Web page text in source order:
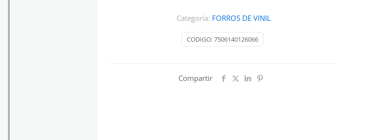
CODIGO:7506140126066
Categoría: FORROS DE VINIL
Compartir